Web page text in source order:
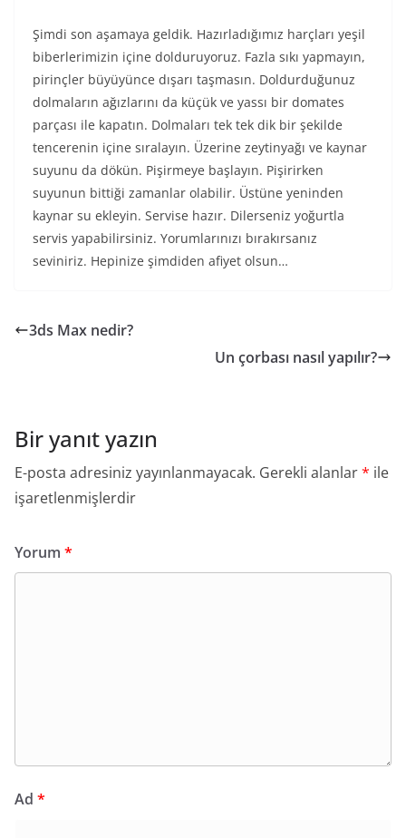
Şimdi son aşamaya geldik. Hazırladığımız harçları yeşil
biberlerimizin içine dolduruyoruz. Fazla sıkı yapmayın,
pirinçler büyüyünce dışarı taşmasın. Doldurduğunuz
dolmaların ağızlarını da küçük ve yassı bir domates
parçası ile kapatın. Dolmaları tek tek dik bir şekilde
tencerenin içine sıralayın. Üzerine zeytinyağı ve kaynar
suyunu da dökün. Pişirmeye başlayın. Pişirirken
suyunun bittiği zamanlar olabilir. Üstüne yeninden
kaynar su ekleyin. Servise hazır. Dilerseniz yoğurtla
servis yapabilirsiniz. Yorumlarınızı bırakırsanız
seviniriz. Hepinize şimdiden afiyet olsun…
3ds Max nedir?
Un çorbası nasıl yapılır?
Bir yanıt yazın
E-posta adresiniz yayınlanmayacak. Gerekli alanlar* ile
işaretlenmişlerdir
Yorum *
Ad *